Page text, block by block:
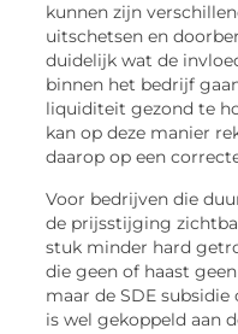
kunnen zijn
uitschetsen en
duidelijk wat de
binnen het bedrijf
liquiditeit gezond te
kan op deze manier
daarop op een
Voor bedrijven die
de prijsstijging
stuk minder hard
die geen of haast
maar de SDE
is wel gekoppeld aan